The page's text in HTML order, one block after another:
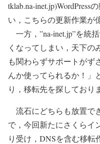
tklab.na-inet.jp)WordPress
い，こちらの更新作業が
一方，”na-inet.jp”を統
くなってしまい，天下の
も関わらずサポートがず
んか使ってられるか！」
り，移転先を探しており
流石にどちらも放置で
で，今回新たにさくらイ
り受け，DNSを含む移転